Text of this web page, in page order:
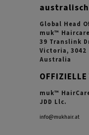
Global Head
muk™ Haircare
39 Translink
Victoria, 3042
Australia
OFFIZIELLE
muk™
JDD Llc.
info@mukhair.at